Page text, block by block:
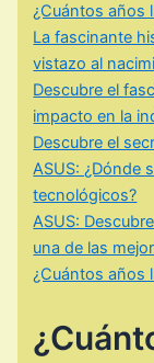
¿Cuántos años
La fascinante
vistazo al
Descubre el
impacto en la
Descubre el
ASUS: ¿Dónde
tecnológicos?
ASUS:
una de las
¿Cuántos años